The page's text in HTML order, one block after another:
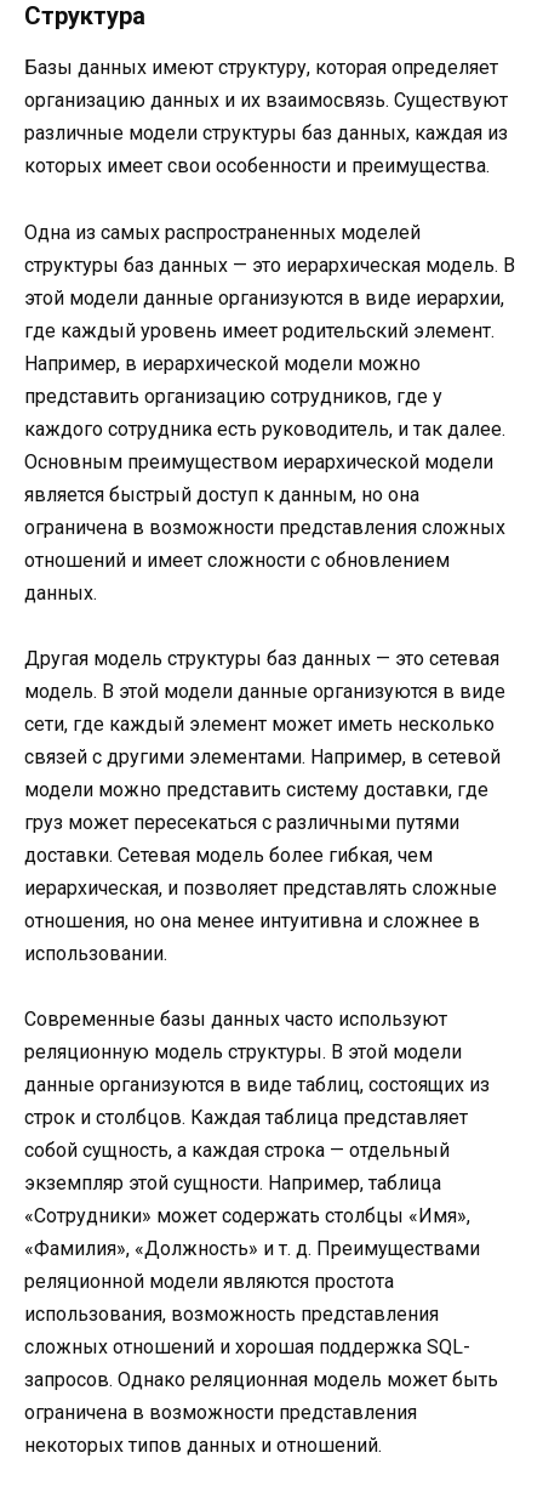
Структура
Базы данных имеют структуру, которая определяет
организацию данных и их взаимосвязь. Существуют
различные модели структуры баз данных, каждая из
которых имеет свои особенности и преимущества.
Одна из самых распространенных моделей
структуры баз данных — это иерархическая модель. В
этой модели данные организуются в виде иерархии,
где каждый уровень имеет родительский элемент.
Например, в иерархической модели можно
представить организацию сотрудников, где у
каждого сотрудника есть руководитель, и так далее.
Основным преимуществом иерархической модели
является быстрый доступ к данным, но она
ограничена в возможности представления сложных
отношений и имеет сложности с обновлением
данных.
Другая модель структуры баз данных — это сетевая
модель. В этой модели данные организуются в виде
сети, где каждый элемент может иметь несколько
связей с другими элементами. Например, в сетевой
модели можно представить систему доставки, где
груз может пересекаться с различными путями
доставки. Сетевая модель более гибкая, чем
иерархическая, и позволяет представлять сложные
отношения, но она менее интуитивна и сложнее в
использовании.
Современные базы данных часто используют
реляционную модель структуры. В этой модели
данные организуются в виде таблиц, состоящих из
строк и столбцов. Каждая таблица представляет
собой сущность, а каждая строка — отдельный
экземпляр этой сущности. Например, таблица
«Сотрудники» может содержать столбцы «Имя»,
«Фамилия», «Должность» и т. д. Преимуществами
реляционной модели являются простота
использования, возможность представления
сложных отношений и хорошая поддержка SQL-
запросов. Однако реляционная модель может быть
ограничена в возможности представления
некоторых типов данных и отношений.